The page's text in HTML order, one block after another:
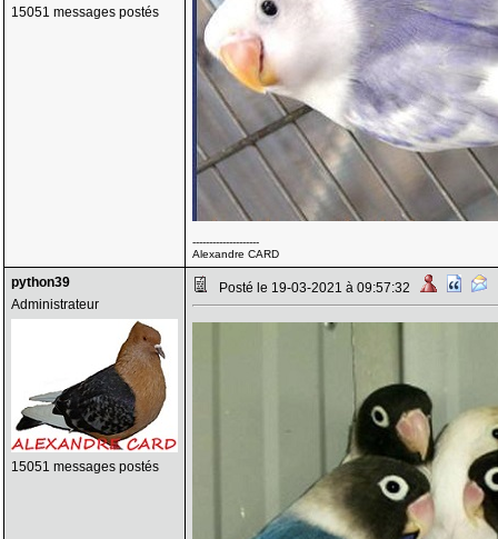
15051 messages postés
--------------------
Alexandre CARD
python39
Administrateur
15051 messages postés
Posté le 19-03-2021 à 09:57:32